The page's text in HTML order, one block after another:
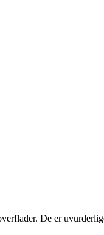
De er